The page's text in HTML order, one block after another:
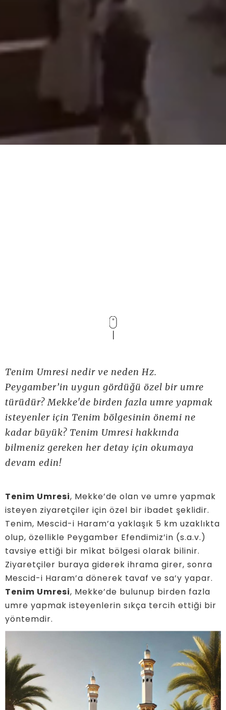
Tenim Umresi nedir ve neden Hz.
Peygamber’in uygun gördüğü özel bir umre
türüdür? Mekke'de birden fazla umre yapmak
isteyenler için Tenim bölgesinin önemi ne
kadar büyük? Tenim Umresi hakkında
bilmeniz gereken her detay için okumaya
devam edin!
Tenim Umresi, Mekke’de olan ve umre yapmak
isteyen ziyaretçiler için özel bir ibadet şeklidir.
Tenim, Mescid-i Haram’a yaklaşık 5 km uzaklıkta
olup, özellikle Peygamber Efendimiz’in (s.a.v.)
tavsiye ettiği bir mîkat bölgesi olarak bilinir.
Ziyaretçiler buraya giderek ihrama girer, sonra
Mescid-i Haram’a dönerek tavaf ve sa’y yapar.
Tenim Umresi, Mekke’de bulunup birden fazla
umre yapmak isteyenlerin sıkça tercih ettiği bir
yöntemdir.